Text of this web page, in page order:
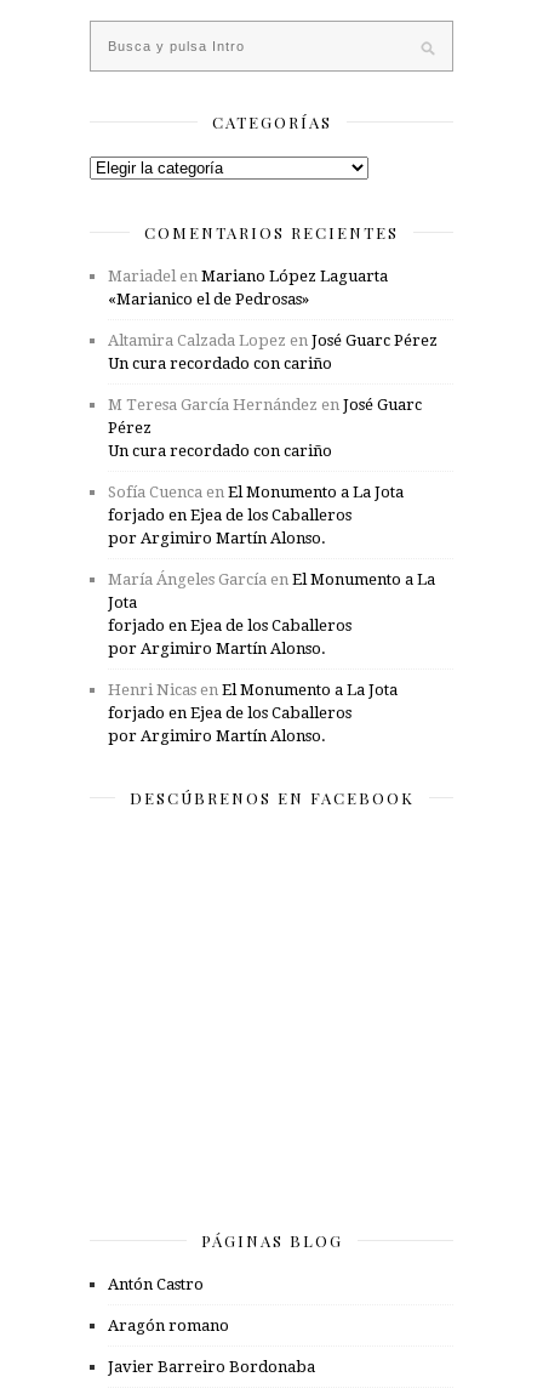
CATEGORÍAS
Categorías
COMENTARIOS RECIENTES
Mariadel en Mariano López Laguarta
«Marianico el de Pedrosas»
Altamira Calzada Lopez en José Guarc Pérez
Un cura recordado con cariño
M Teresa García Hernández en José Guarc
Pérez
Un cura recordado con cariño
Sofía Cuenca en El Monumento a La Jota
forjado en Ejea de los Caballeros
por Argimiro Martín Alonso.
María Ángeles García en El Monumento a La
Jota
forjado en Ejea de los Caballeros
por Argimiro Martín Alonso.
Henri Nicas en El Monumento a La Jota
forjado en Ejea de los Caballeros
por Argimiro Martín Alonso.
DESCÚBRENOS EN FACEBOOK
PÁGINAS BLOG
Antón Castro
Aragón romano
Javier Barreiro Bordonaba